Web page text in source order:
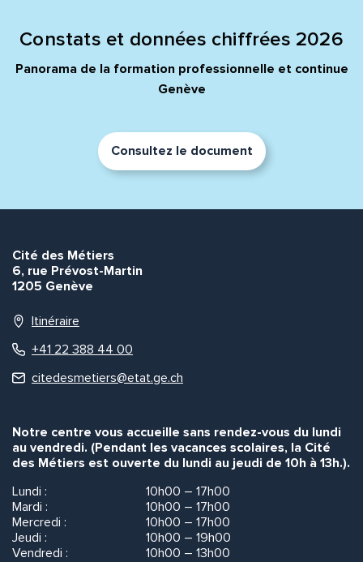
Constats et données chiffrées 2026
Panorama de la formation professionnelle et continue
Genève
Consultez le document
Cité des Métiers
6, rue Prévost-Martin
1205 Genève
Itinéraire
+41 22 388 44 00
citedesmetiers@etat.ge.ch
Notre centre vous accueille sans rendez-vous du lundi
au vendredi. (Pendant les vacances scolaires, la Cité
des Métiers est ouverte du lundi au jeudi de 10h à 13h.).
Lundi :
10h00 – 17h00
Mardi :
10h00 – 17h00
Mercredi :
10h00 – 17h00
Jeudi :
10h00 – 19h00
Vendredi :
10h00 – 13h00
Prénom et nom*